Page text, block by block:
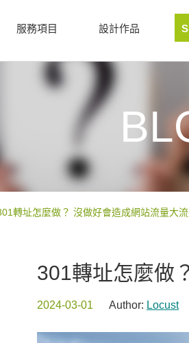
服務項目 設計作品
轉址怎麼做？ 沒做好會造成網站流量大
301轉址怎麼做
2024-03-01 Author: Locust